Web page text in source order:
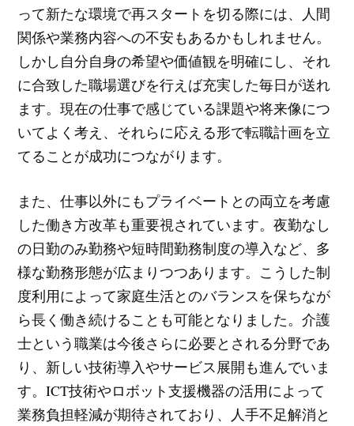
って新たな環境で再スタートを切る際には、人間
関係や業務内容への不安もあるかもしれません。
しかし自分自身の希望や価値観を明確にし、それ
に合致した職場選びを行えば充実した毎日が送れ
ます。現在の仕事で感じている課題や将来像につ
いてよく考え、それらに応える形で転職計画を立
てることが成功につながります。
また、仕事以外にもプライベートとの両立を考慮
した働き方改革も重要視されています。夜勤なし
の日勤のみ勤務や短時間勤務制度の導入など、多
様な勤務形態が広まりつつあります。こうした制
度利用によって家庭生活とのバランスを保ちなが
ら長く働き続けることも可能となりました。介護
士という職業は今後さらに必要とされる分野であ
り、新しい技術導入やサービス展開も進んでいま
す。ICT技術やロボット支援機器の活用によって
業務負担軽減が期待されており、人手不足解消と